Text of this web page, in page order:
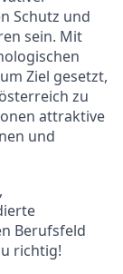
Schutz und
sein. Mit
Ziel gesetzt,
zu
attraktive
und
Berufsfeld
richtig!